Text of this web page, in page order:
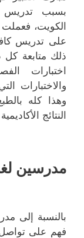
بسبب تدريس
الكويت،
على تدريس
ذلك متابعة
اختبارات
والاختبارات
وهذا كله
النتائج
مدرسين
بالنسبة إلى
فهم على تواصل